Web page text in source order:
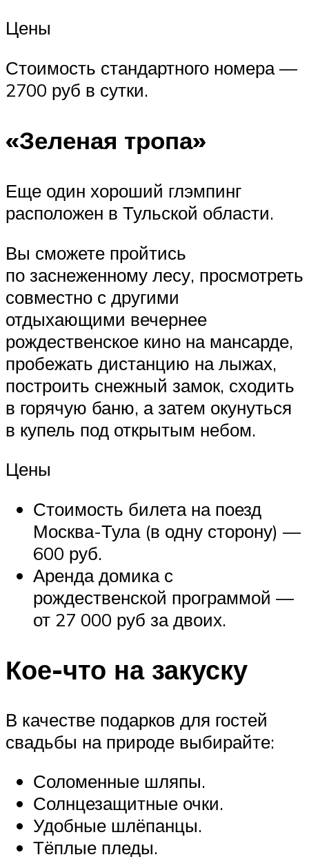
Цены
Стоимость стандартного номера —
2700 руб в сутки.
«Зеленая тропа»
Еще один хороший глэмпинг
расположен в Тульской области.
Вы сможете пройтись
по заснеженному лесу, просмотреть
совместно с другими
отдыхающими вечернее
рождественское кино на мансарде,
пробежать дистанцию на лыжах,
построить снежный замок, сходить
в горячую баню, а затем окунуться
в купель под открытым небом.
Цены
Стоимость билета на поезд
Москва-Тула (в одну сторону) —
600 руб.
Аренда домика с
рождественской программой —
от 27 000 руб за двоих.
Кое-что на закуску
В качестве подарков для гостей
свадьбы на природе выбирайте:
Соломенные шляпы.
Солнцезащитные очки.
Удобные шлёпанцы.
Тёплые пледы.